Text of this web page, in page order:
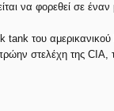
να φορεθεί σε
tank του
στελέχη της CIA,